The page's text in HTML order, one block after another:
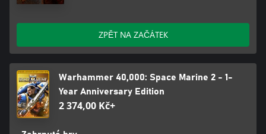
ZPĚT NA ZAČÁTEK
Warhammer 40,000: Space Marine 2 - 1-
Year Anniversary Edition
2 374,00 Kč+